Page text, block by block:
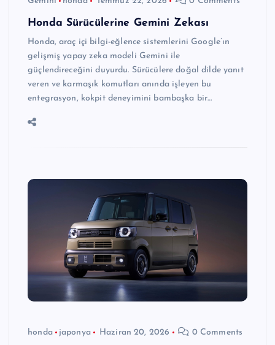
Honda Sürücülerine Gemini Zekası
Honda, araç içi bilgi-eğlence sistemlerini Google’ın
gelişmiş yapay zeka modeli Gemini ile
güçlendireceğini duyurdu. Sürücülere doğal dilde yanıt
veren ve karmaşık komutları anında işleyen bu
entegrasyon, kokpit deneyimini bambaşka bir…
honda japonya Haziran 20, 2026 0 Comments